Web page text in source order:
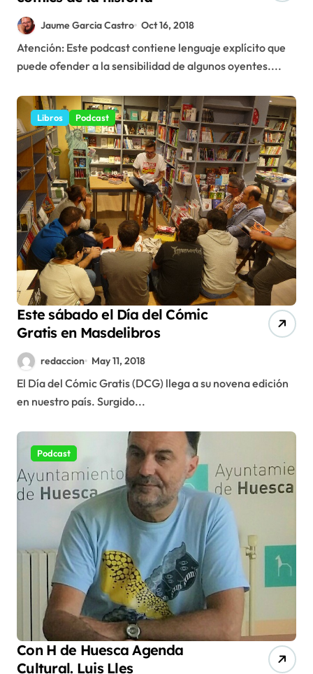
Jaume Garcia Castro Oct 16, 2018
Atención: Este podcast contiene lenguaje explícito que
puede ofender a la sensibilidad de algunos oyentes....
Libros Podcast
Este sábado el Día del Cómic
Gratis en Masdelibros
redaccion May 11, 2018
El Día del Cómic Gratis (DCG) llega a su novena edición
en nuestro país. Surgido...
Podcast
Con H de Huesca Agenda
Cultural. Luis Lles